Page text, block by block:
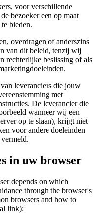
voor verschillende
bezoeker een op maat
bieden.
overdragen of anderszins
van dit beleid, tenzij wij
rechterlijke beslissing of als
leveranciers die jouw
met
De leverancier die
wanneer wij een
op te slaan), krijgt niet
voor andere doeleinden
in uw browser
depends on which
through the browser's
browsers and how to
link):